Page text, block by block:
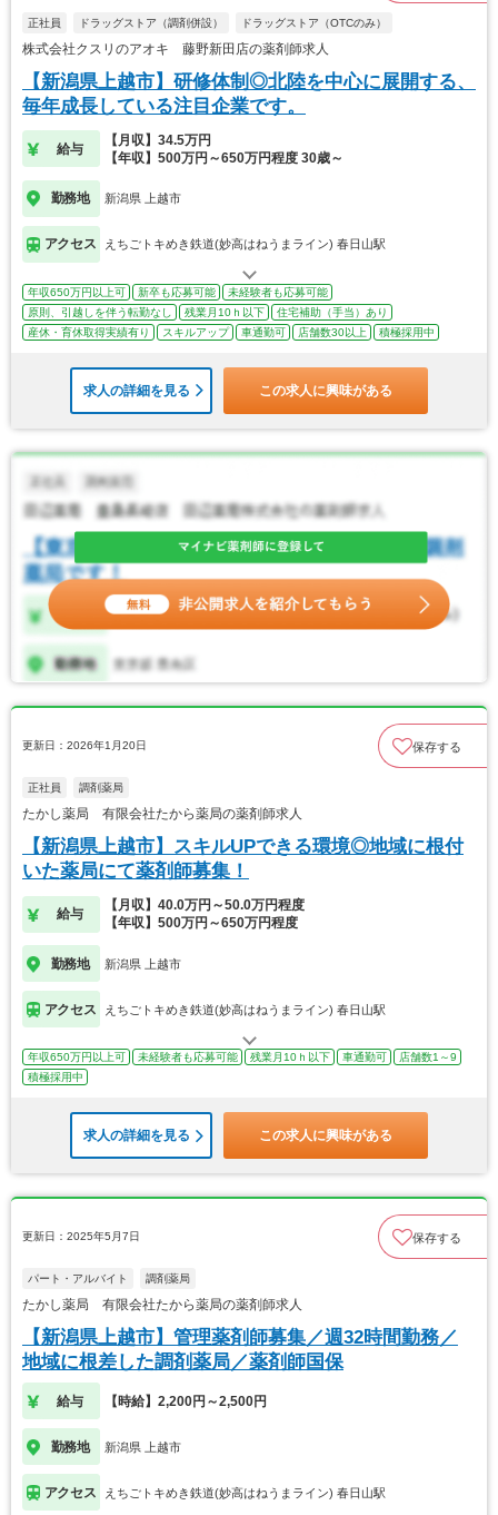
正社員 ドラッグストア（調剤併設） ドラッグストア（OTCのみ）
株式会社クスリのアオキ 藤野新田店の薬剤師求人
【新潟県上越市】研修体制◎北陸を中心に展開する、
毎年成長している注目企業です。
給与
【月収】34.5万円
【年収】500万円～650万円程度 30歳～
勤務地 新潟県 上越市
アクセス えちごトキめき鉄道(妙高はねうまライン) 春日山駅
年収650万円以上可 新卒も応募可能
未経験者も応募可能
原則、引越しを伴う転勤なし
残業月10ｈ以下
住宅補助（手当）あり
産休・育休取得実績有り
スキルアップ 車通勤可 店舗数30以上 積極採用中
求人の詳細を見る この求人に興味がある
更新日：2026年1月20日 保存する
正社員 調剤薬局
たかし薬局 有限会社たから薬局の薬剤師求人
【新潟県上越市】スキルUPできる環境◎地域に根付
いた薬局にて薬剤師募集！
給与
【月収】40.0万円～50.0万円程度
【年収】500万円～650万円程度
勤務地 新潟県 上越市
アクセス えちごトキめき鉄道(妙高はねうまライン) 春日山駅
年収650万円以上可 未経験者も応募可能 残業月10ｈ以下 車通勤可
店舗数1～9
積極採用中
求人の詳細を見る この求人に興味がある
更新日：2025年5月7日 保存する
パート・アルバイト 調剤薬局
たかし薬局 有限会社たから薬局の薬剤師求人
【新潟県上越市】管理薬剤師募集／週32時間勤務／
地域に根差した調剤薬局／薬剤師国保
給与 【時給】2,200円～2,500円
勤務地 新潟県 上越市
アクセス えちごトキめき鉄道(妙高はねうまライン) 春日山駅